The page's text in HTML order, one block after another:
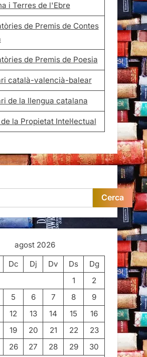
i Terres de l'Ebre
de Premis de Contes
de Premis de Poesia
català-valencià-balear
de la llengua catalana
la Propietat Intel·lectual
Cerca
agost 2026
Dc Dj Dv Ds
Dg
1
2
5 6 7 8
9
12 13 14 15
16
19 20 21 22
23
26 27 28 29 30